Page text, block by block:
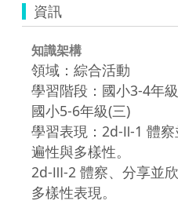
資訊
知識架構
領域：綜合活動
學習階段：國小3-4年
國小5-6年級(三)
學習表現：2d-Ⅱ-1 體
遍性與多樣性。
2d-Ⅲ-2 體察、分享並
多樣性表現。